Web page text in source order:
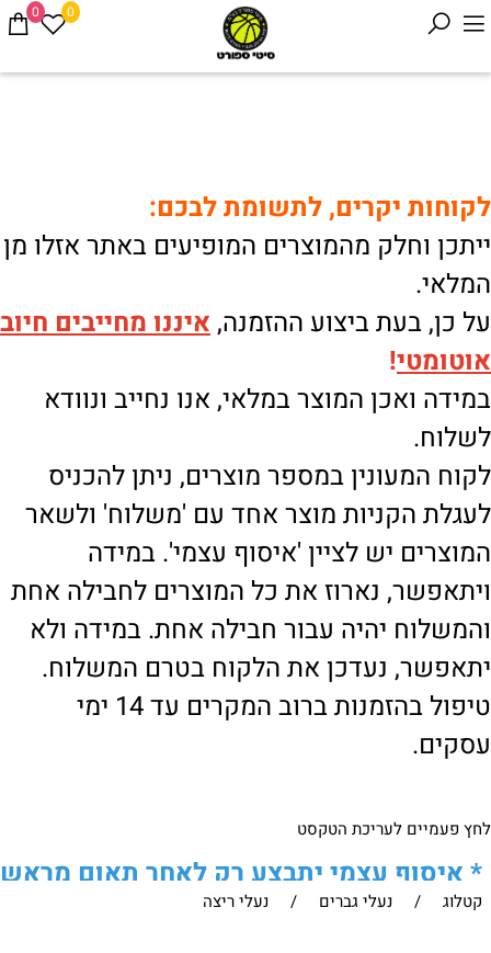
0 0
לקוחות יקרים, לתשומת לבכם:
ייתכן וחלק מהמוצרים המופיעים באתר אזלו מן
המלאי.
על כן, בעת ביצוע ההזמנה, איננו מחייבים חיוב
אוטומטי!
במידה ואכן המוצר במלאי, אנו נחייב ונוודא
לשלוח.
לקוח המעונין במספר מוצרים, ניתן להכניס
לעגלת הקניות מוצר אחד עם 'משלוח' ולשאר
המוצרים יש לציין 'איסוף עצמי'. במידה
ויתאפשר, נארוז את כל המוצרים לחבילה אחת
והמשלוח יהיה עבור חבילה אחת. במידה ולא
יתאפשר, נעדכן את הלקוח בטרם המשלוח.
טיפול בהזמנות ברוב המקרים עד 14 ימי
עסקים.
לחץ פעמיים לעריכת הטקסט
* איסוף עצמי יתבצע רק לאחר תאום מראש
של הלקוח מול נציגנו!
קטלוג / נעלי גברים / נעלי ריצה